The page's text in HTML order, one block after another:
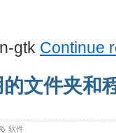
gtk Continue
文件夹和
软件